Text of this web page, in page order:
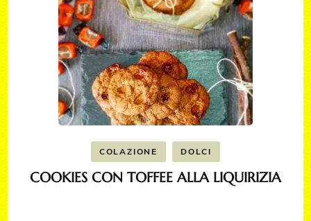
COLAZIONE DOLCI
COOKIES CON TOFFEE ALLA LIQUIRIZIA